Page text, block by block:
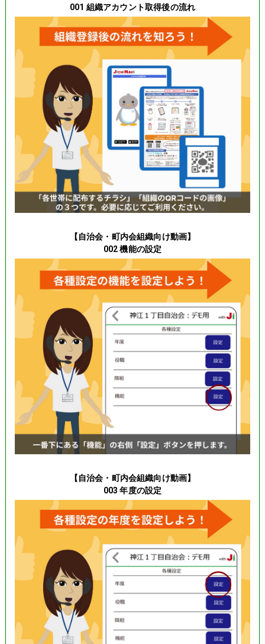
001 組織アカウント取得後の流れ
【自治会・町内会組織向け動画】
002 機能の設定
【自治会・町内会組織向け動画】
003 年度の設定